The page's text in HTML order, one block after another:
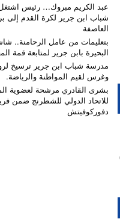
عبد الكريم مبروك… رئيس
شباب ابن جرير لكرة القدم إلى
العاصفة
بتعليمات من عامل الرحامنة..
البحيرة بابن جرير لمتابعة قمة
​مدرسة شباب ابن جرير ترسيخ لروح
وغرس لقيم المواطنة والرياضة.
بشرى القادري مرشحة لعضوية
للاتحاد الدولي للشطرنج ضمن
دفوركوفيتش